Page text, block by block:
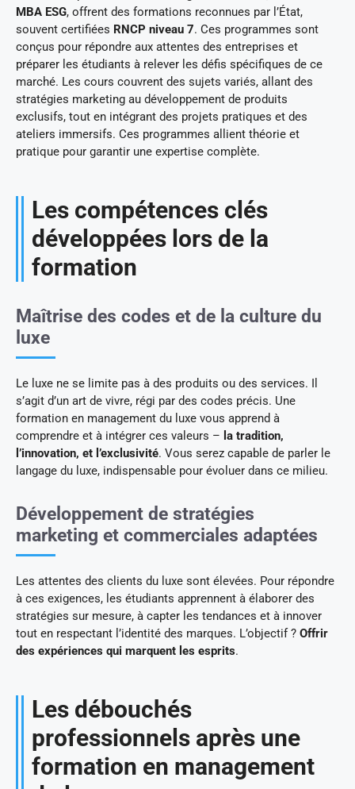
MBA ESG, offrent des formations reconnues par l’État,
souvent certifiées RNCP niveau 7. Ces programmes sont
conçus pour répondre aux attentes des entreprises et
préparer les étudiants à relever les défis spécifiques de ce
marché. Les cours couvrent des sujets variés, allant des
stratégies marketing au développement de produits
exclusifs, tout en intégrant des projets pratiques et des
ateliers immersifs. Ces programmes allient théorie et
pratique pour garantir une expertise complète.
Les compétences clés
développées lors de la
formation
Maîtrise des codes et de la culture du
luxe
Le luxe ne se limite pas à des produits ou des services. Il
s’agit d’un art de vivre, régi par des codes précis. Une
formation en management du luxe vous apprend à
comprendre et à intégrer ces valeurs – la tradition,
l’innovation, et l’exclusivité. Vous serez capable de parler le
langage du luxe, indispensable pour évoluer dans ce milieu.
Développement de stratégies
marketing et commerciales adaptées
Les attentes des clients du luxe sont élevées. Pour répondre
à ces exigences, les étudiants apprennent à élaborer des
stratégies sur mesure, à capter les tendances et à innover
tout en respectant l’identité des marques. L’objectif ? Offrir
des expériences qui marquent les esprits.
Les débouchés
professionnels après une
formation en management